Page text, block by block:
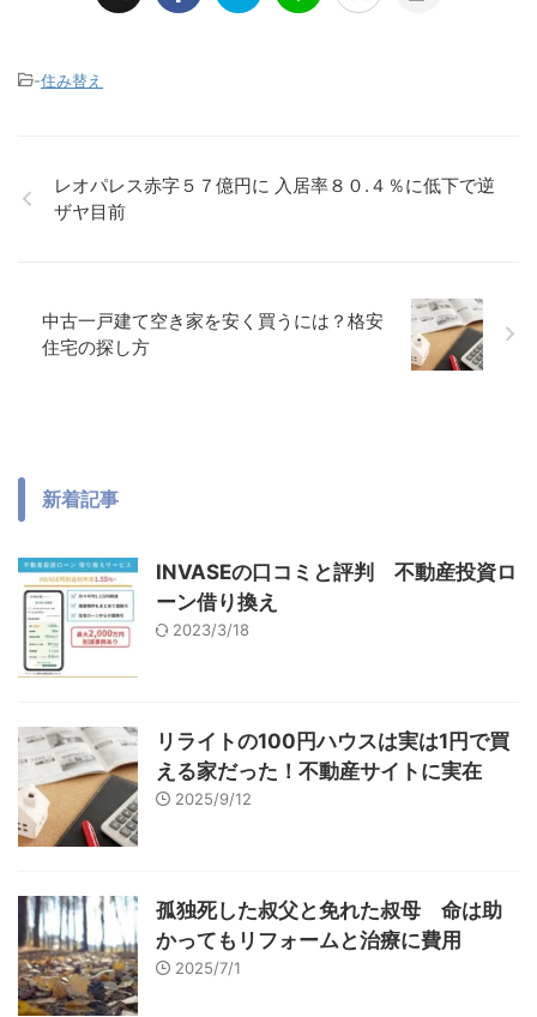
-住み替え
レオパレス赤字５７億円に 入居率８０.４％に低下で逆
ザヤ目前
中古一戸建て空き家を安く買うには？格安
住宅の探し方
新着記事
INVASEの口コミと評判 不動産投資ロ
ーン借り換え
2023/3/18
リライトの100円ハウスは実は1円で買
える家だった！不動産サイトに実在
2025/9/12
孤独死した叔父と免れた叔母 命は助
かってもリフォームと治療に費用
2025/7/1